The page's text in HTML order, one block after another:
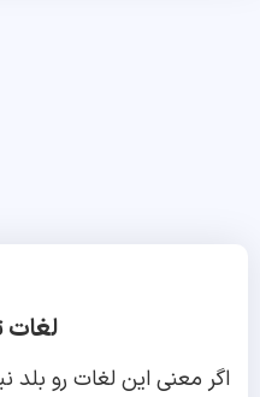
اگر معنی این لغات رو